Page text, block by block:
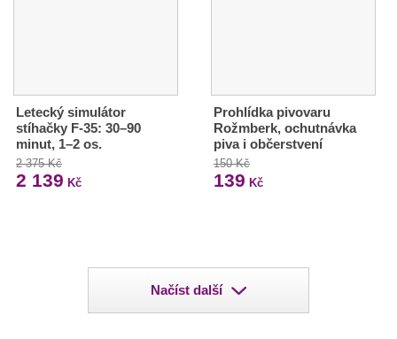
Letecký simulátor
stíhačky F-35: 30–90
minut, 1–2 os.
2 375 Kč
2 139 Kč
Prohlídka pivovaru
Rožmberk, ochutnávka
piva i občerstvení
150 Kč
139 Kč
Načíst další